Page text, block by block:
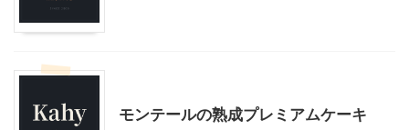
モンテールの熟成プレミアムケーキ